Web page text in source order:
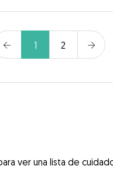
1 2
ver una lista de